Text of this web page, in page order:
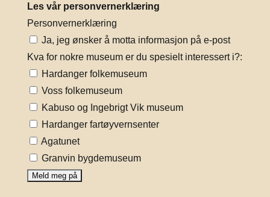
Les vår personvernerklæring
Personvernerklæring
Ja, jeg ønsker å motta informasjon på e-post
Kva for nokre museum er du spesielt interessert i?:
Hardanger folkemuseum
Voss folkemuseum
Kabuso og Ingebrigt Vik museum
Hardanger fartøyvernsenter
Agatunet
Granvin bygdemuseum